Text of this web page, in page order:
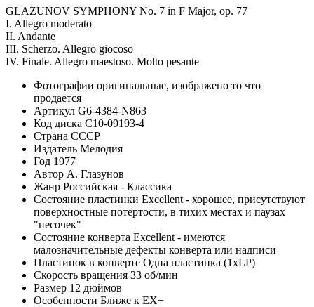
GLAZUNOV SYMPHONY No. 7 in F Major, op. 77
I. Allegro moderato
II. Andante
III. Scherzo. Allegro giocoso
IV. Finale. Allegro maestoso. Molto pesante
Фотографии оригинальные, изображено то что
продается
Артикул G6-4384-N863
Код диска С10-09193-4
Страна СССР
Издатель Мелодия
Год 1977
Автор А. Глазунов
Жанр Российская - Классика
Состояние пластинки Excellent - хорошее, присутствуют
поверхностные потертости, в тихих местах и паузах
"песочек"
Состояние конверта Excellent - имеются
малозначительные дефекты конверта или надписи
Пластинок в конверте Одна пластинка (1xLP)
Скорость вращения 33 об/мин
Размер 12 дюймов
Особенности Ближе к EX+